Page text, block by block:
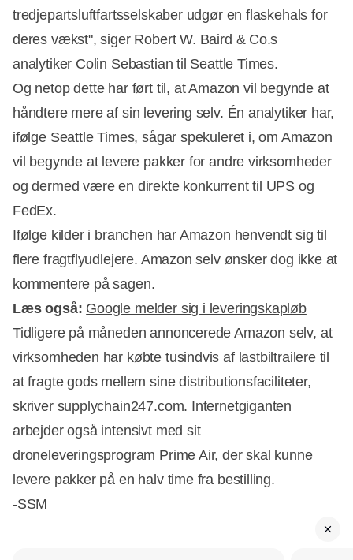
tredjepartsluftfartsselskaber udgør en flaskehals for
deres vækst", siger Robert W. Baird & Co.s
analytiker Colin Sebastian til Seattle Times.
Og netop dette har ført til, at Amazon vil begynde at
håndtere mere af sin levering selv. Én analytiker har,
ifølge Seattle Times, sågar spekuleret i, om Amazon
vil begynde at levere pakker for andre virksomheder
og dermed være en direkte konkurrent til UPS og
FedEx.
Ifølge kilder i branchen har Amazon henvendt sig til
flere fragtflyudlejere. Amazon selv ønsker dog ikke at
kommentere på sagen.
Læs også: Google melder sig i leveringskapløb
Tidligere på måneden annoncerede Amazon selv, at
virksomheden har købte tusindvis af lastbiltrailere til
at fragte gods mellem sine distributionsfaciliteter,
skriver supplychain247.com. Internetgiganten
arbejder også intensivt med sit
droneleveringsprogram Prime Air, der skal kunne
levere pakker på en halv time fra bestilling.
-SSM